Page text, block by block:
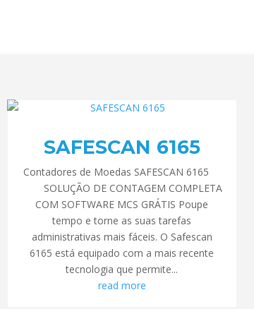
SAFESCAN 6165
Contadores de Moedas SAFESCAN 6165
SOLUÇÃO DE CONTAGEM COMPLETA
COM SOFTWARE MCS GRÁTIS Poupe
tempo e torne as suas tarefas
administrativas mais fáceis. O Safescan
6165 está equipado com a mais recente
tecnologia que permite...
read more